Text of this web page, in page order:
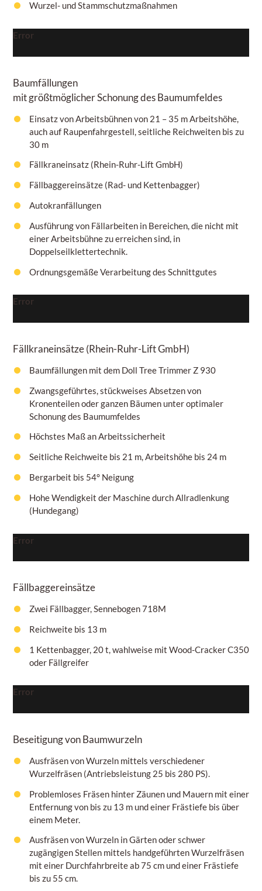
Wurzel- und Stammschutzmaßnahmen
Error
Baumfällungen
mit größtmöglicher Schonung des Baumumfeldes
Einsatz von Arbeitsbühnen von 21 – 35 mArbeitshöhe,
auch auf Raupenfahrgestell, seitliche Reichweiten bis zu
30 m
Fällkraneinsatz (Rhein-Ruhr-Lift GmbH)
Fällbaggereinsätze (Rad- und Kettenbagger)
Autokranfällungen
Ausführung von Fällarbeiten in Bereichen, die nicht mit
einer Arbeitsbühne zu erreichen sind, in
Doppelseilklettertechnik.
Ordnungsgemäße Verarbeitung des Schnittgutes
Error
Fällkraneinsätze(Rhein-Ruhr-Lift GmbH)
Baumfällungen mit dem Doll Tree Trimmer Z 930
Zwangsgeführtes, stückweises Absetzen von
Kronenteilen oder ganzen Bäumen unter optimaler
Schonung des Baumumfeldes
Höchstes Maß an Arbeitssicherheit
Seitliche Reichweite bis 21 m, Arbeitshöhe bis 24 m
Bergarbeit bis 54° Neigung
Hohe Wendigkeit der Maschine durch Allradlenkung
(Hundegang)
Error
Fällbaggereinsätze
Zwei Fällbagger, Sennebogen 718M
Reichweite bis 13 m
1 Kettenbagger, 20 t, wahlweise mit Wood-Cracker C350
oder Fällgreifer
Error
Beseitigung von Baumwurzeln
Ausfräsen von Wurzeln mittels verschiedener
Wurzelfräsen (Antriebsleistung 25 bis 280 PS).
Problemloses Fräsen hinter Zäunen und Mauern mit einer
Entfernung von bis zu 13 m und einer Frästiefe bis über
einem Meter.
Ausfräsen von Wurzeln in Gärten oder schwer
zugängigen Stellen mittels handgeführten Wurzelfräsen
mit einer Durchfahrbreite ab 75 cmund einer Frästiefe
bis zu 55 cm.